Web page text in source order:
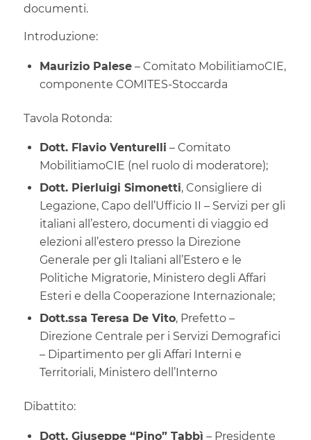
documenti.
Introduzione:
Maurizio Palese– Comitato MobilitiamoCIE,
componente COMITES-Stoccarda
Tavola Rotonda:
Dott. Flavio Venturelli – Comitato
MobilitiamoCIE (nel ruolo di moderatore);
Dott. Pierluigi Simonetti, Consigliere di
Legazione, Capo dell’Ufficio II – Servizi per gli
italiani all’estero, documenti di viaggio ed
elezioni all’estero presso la Direzione
Generale per gli Italiani all’Estero e le
Politiche Migratorie, Ministero degli Affari
Esteri e della Cooperazione Internazionale;
Dott.ssa Teresa De Vito, Prefetto –
Direzione Centrale per i Servizi Demografici
– Dipartimento per gli Affari Interni e
Territoriali, Ministero dell’Interno
Dibattito:
Dott. Giuseppe “Pino” Tabbì – Presidente